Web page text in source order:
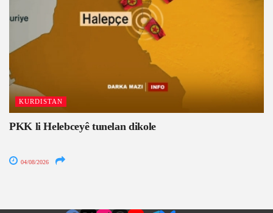
KURDISTAN
PKK li Helebceyê tunelan dikole
04/08/2026